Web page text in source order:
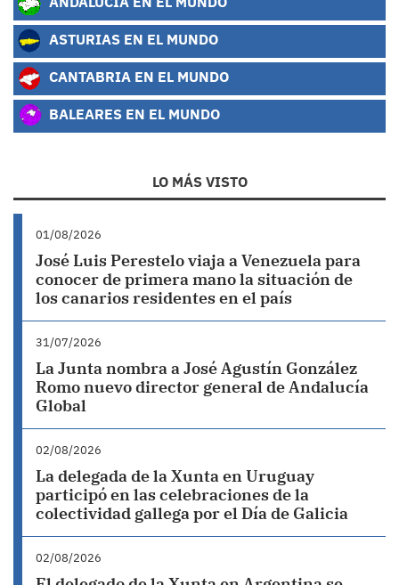
ASTURIAS EN EL MUNDO
CANTABRIA EN EL MUNDO
BALEARES EN EL MUNDO
LO MÁS VISTO
01/08/2026
José Luis Perestelo viaja a Venezuela para
conocer de primera mano la situación de
los canarios residentes en el país
31/07/2026
La Junta nombra a José Agustín González
Romo nuevo director general de Andalucía
Global
02/08/2026
La delegada de la Xunta en Uruguay
participó en las celebraciones de la
colectividad gallega por el Día de Galicia
02/08/2026